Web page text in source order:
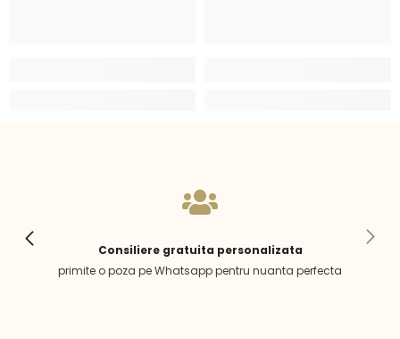
Consiliere gratuita personalizata
primite o poza pe Whatsapp pentru nuanta perfecta